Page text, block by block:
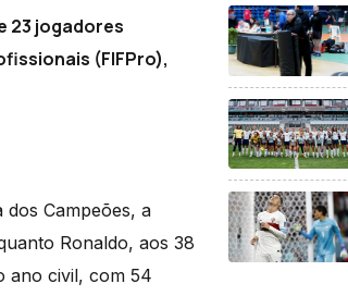
23 jogadores
(FIFPro),
dos Campeões, a
Ronaldo, aos 38
ano civil, com 54